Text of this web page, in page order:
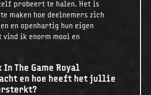
probeert te halen. Het is
maken hoe deelnemers zich
en openhartig hun eigen
ik enorm mooi en
The Game Royal
en hoe heeft het jullie